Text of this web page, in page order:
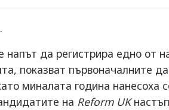
напът да регистрира едно от
показват първоначалните
миналата година нанесоха
на Reform UK